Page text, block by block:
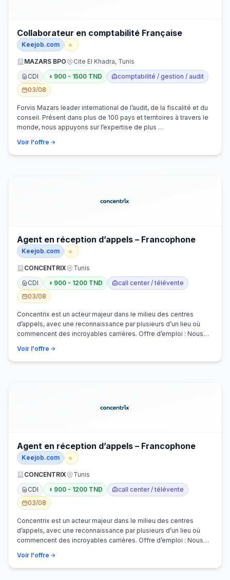
Collaborateur en comptabilité Française
Keejob.com
MAZARS BPO
Cite El Khadra, Tunis
CDI
900 - 1500 TND
comptabilité / gestion / audit
03/08
Forvis Mazars leader international de l’audit, de la fiscalité et du
conseil. Présent dans plus de 100 pays et territoires à travers le
monde, nous appuyons sur l’expertise de plus …
Voir l'offre
Agent en réception d’appels – Francophone
Keejob.com
CONCENTRIX
Tunis
CDI
900 - 1200 TND
call center / télévente
03/08
Concentrix est un acteur majeur dans le milieu des centres
d’appels, avec une reconnaissance par plusieurs d’un lieu où
commencent des incroyables carrières. Offre d’emploi : Nous
Voir l'offre
Agent en réception d’appels – Francophone
Keejob.com
CONCENTRIX
Tunis
CDI
900 - 1200 TND
call center / télévente
03/08
Concentrix est un acteur majeur dans le milieu des centres
d’appels, avec une reconnaissance par plusieurs d’un lieu où
commencent des incroyables carrières. Offre d’emploi : Nous
Voir l'offre